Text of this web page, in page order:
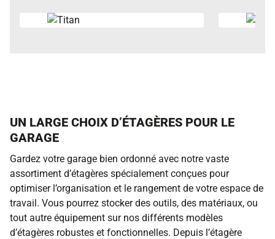
UN LARGE CHOIX D’ÉTAGÈRES POUR LE
GARAGE
Gardez votre garage bien ordonné avec notre vaste
assortiment d’étagères spécialement conçues pour
optimiser l’organisation et le rangement de votre espace de
travail. Vous pourrez stocker des outils, des matériaux, ou
tout autre équipement sur nos différents modèles
d’étagères robustes et fonctionnelles. Depuis l’étagère